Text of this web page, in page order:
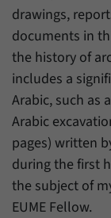
drawings,
documents in
the history of
includes a
Arabic, such as
Arabic
pages) written
during the first
the subject of
EUME Fellow.